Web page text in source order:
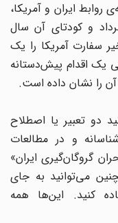
ایران و آمریکا،
باشد، یا اینکه به ۲۸ مرداد و کودتای آن سال
سفارت آمریکا را یک
اقدام پیش‌دستانه
را نشان داده است.
دو تعبیر یا اصطلاح
و در مطالعات
گروگان‌گیری ایران»
می‌توانید به جای
کنید. این‌ها همه